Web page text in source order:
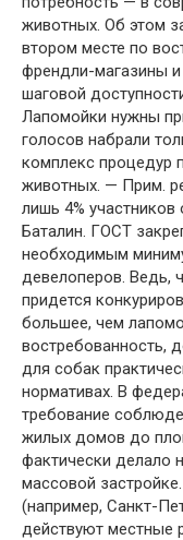
животных. Об этом
втором месте по
френдли-магазины
шаговой
Лапомойки нужны
голосов набрали
комплекс процедур
животных. — Прим.
лишь 4%
Баталин. ГОСТ
необходимым
девелоперов. Ведь,
придется
большее, чем
востребованность,
для собак
нормативах. В
требование
жилых домов до
фактически делало
массовой
(например, Санкт-
действуют местные